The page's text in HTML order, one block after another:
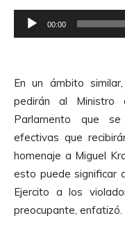
d
d
i
o
e
o
d
u
c
t
o
r
d
00:00
En un ámbito
pedirán al Ministro
Parlamento que
efectivas que
homenaje a Miguel
esto puede significar
Ejercito a los
preocupante, enfatizó.